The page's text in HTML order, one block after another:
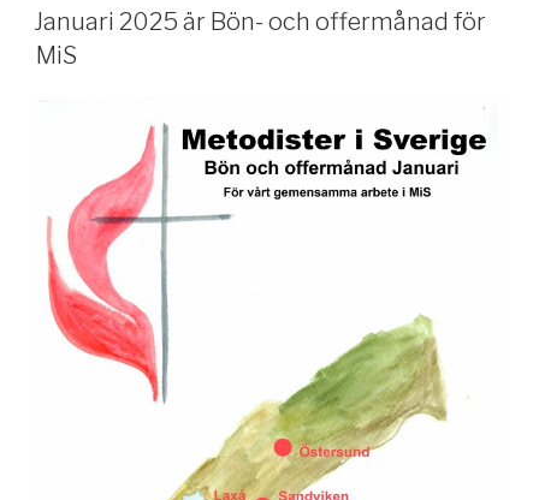
Januari 2025 är Bön- och offermånad för
MiS